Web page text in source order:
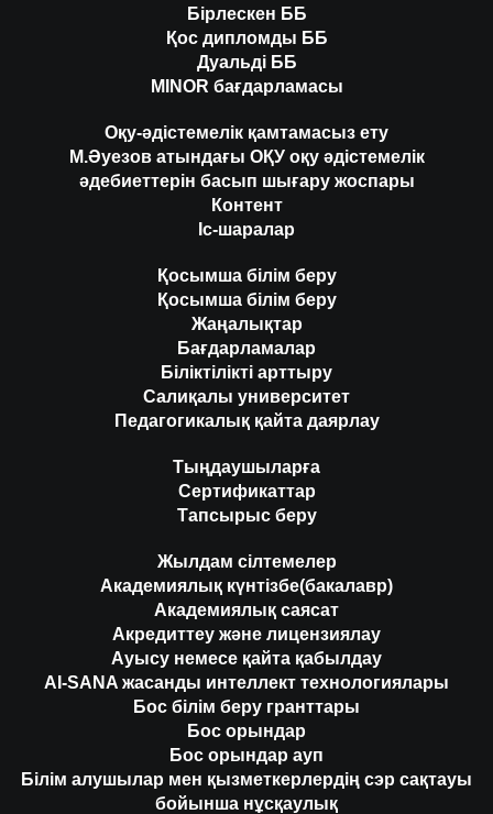
Бірлескен ББ
Қос дипломды ББ
Дуальді ББ
MINOR бағдарламасы
Оқу-әдістемелік қамтамасыз ету
М.Әуезов атындағы ОҚУ оқу әдістемелік
әдебиеттерін басып шығару жоспары
Контент
Іс-шаралар
Қосымша білім беру
Қосымша білім беру
Жаңалықтар
Бағдарламалар
Біліктілікті арттыру
Салиқалы университет
Педагогикалық қайта даярлау
Тыңдаушыларға
Сертификаттар
Тапсырыс беру
Жылдам сілтемелер
Академиялық күнтізбе(бакалавр)
Академиялық саясат
Акредиттеу және лицензиялау
Ауысу немесе қайта қабылдау
AI-SANA жасанды интеллект технологиялары
Бос білім беру гранттары
Бос орындар
Бос орындар ауп
Білім алушылар мен қызметкерлердің сэр сақтауы
бойынша нұсқаулық